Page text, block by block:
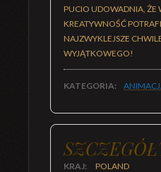
PUCIO UDOWADNIA, ŻE
KREATYWNOŚĆ
NAJZWYKLEJSZE
WYJĄTKOWEGO!
KATEGORIA:
KRAJ: POLAND